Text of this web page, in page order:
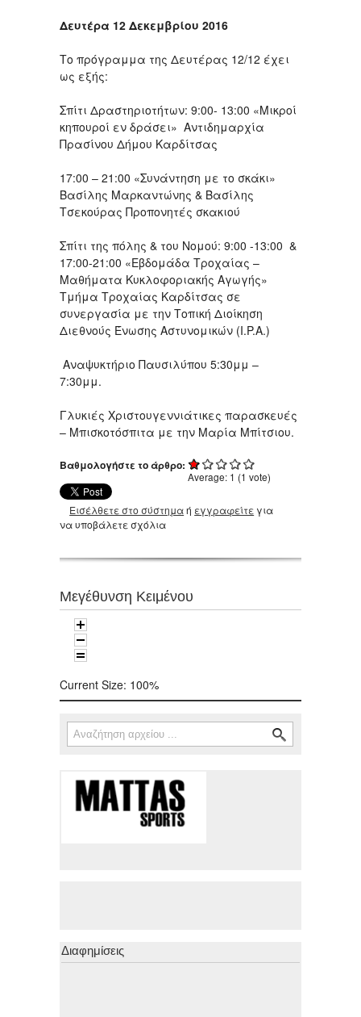
Δευτέρα 12 Δεκεμβρίου 2016
Το πρόγραμμα της Δευτέρας 12/12 έχει
ως εξής:
Σπίτι Δραστηριοτήτων: 9:00- 13:00 «Μικροί
κηπουροί εν δράσει» Αντιδημαρχία
Πρασίνου Δήμου Καρδίτσας
17:00 – 21:00 «Συνάντηση με το σκάκι»
Βασίλης Μαρκαντώνης & Βασίλης
Τσεκούρας Προπονητές σκακιού
Σπίτι της πόλης & του Νομού: 9:00 -13:00 &
17:00-21:00 «Εβδομάδα Τροχαίας –
Μαθήματα Κυκλοφοριακής Αγωγής»
Τμήμα Τροχαίας Καρδίτσας σε
συνεργασία με την Τοπική Διοίκηση
Διεθνούς Ένωσης Αστυνομικών (I.P.A.)
Αναψυκτήριο Παυσιλύπου 5:30μμ –
7:30μμ.
Γλυκιές Χριστουγεννιάτικες παρασκευές
– Μπισκοτόσπιτα με την Μαρία Μπίτσιου.
Βαθμολογήστε το άρθρο:
Average: 1 (1 vote)
Εισέλθετε στο σύστημαή εγγραφείτε για
να υποβάλετε σχόλια
Μεγέθυνση Κειμένου
Current Size: 100%
Φόρμα αναζήτησης
Αναζήτηση
Διαφημίσεις